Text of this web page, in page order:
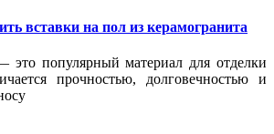
вставки на пол из керамогранита
это популярный материал для отделки
прочностью, долговечностью и